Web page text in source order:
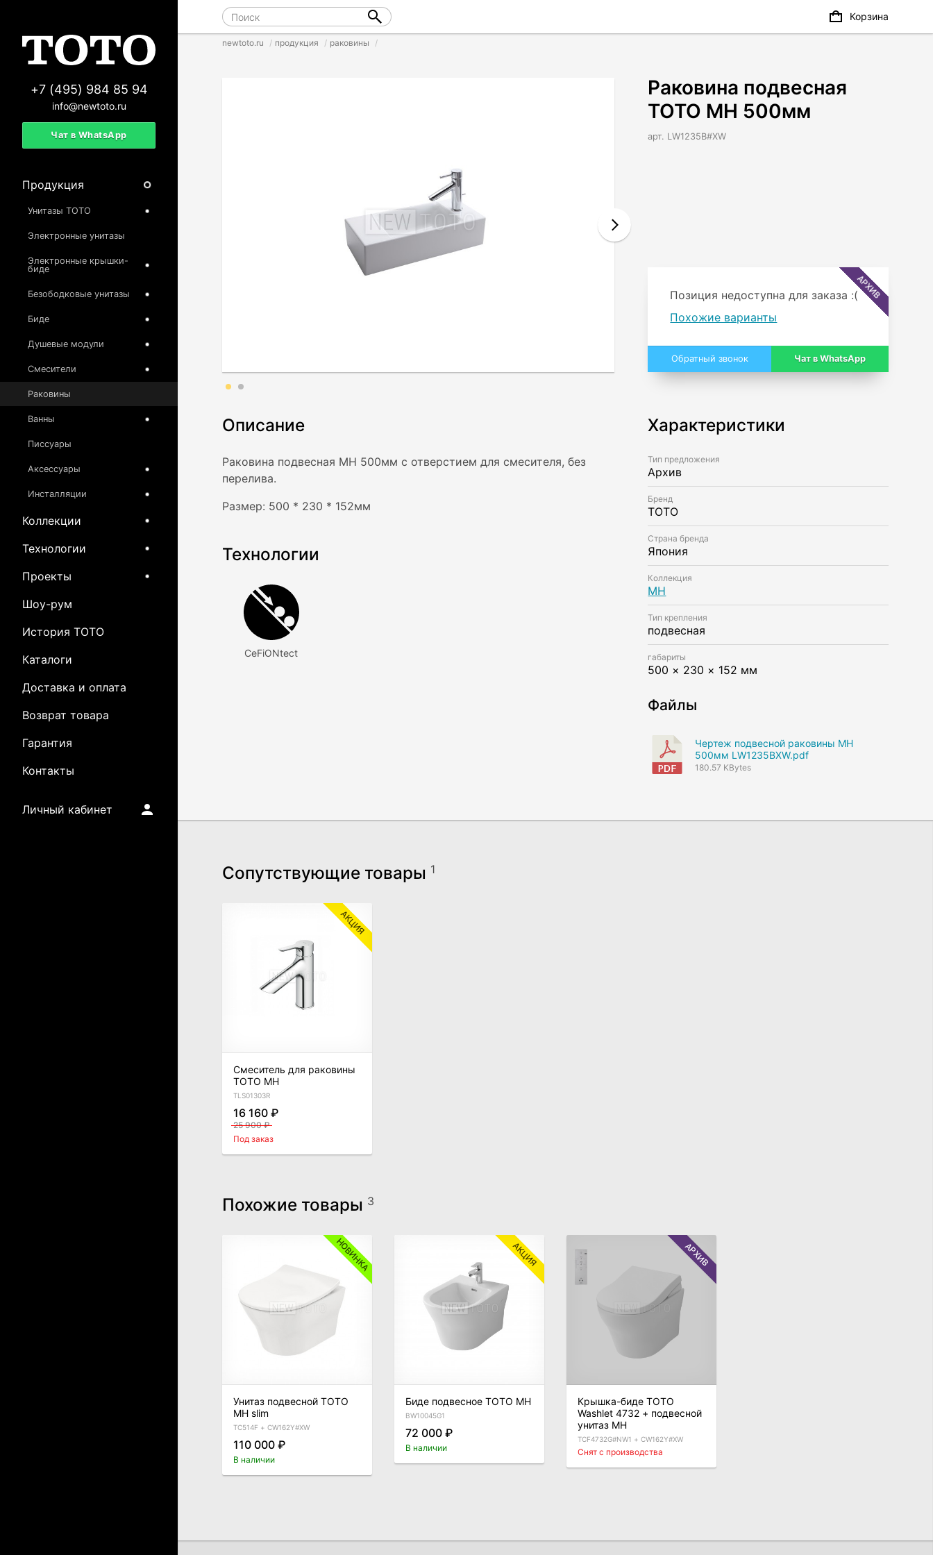
newtoto.ru продукция раковины
Раковина подвесная
TOTO MH 500мм
арт. LW1235B#XW
АРХИВ
Позиция недоступна для заказа :(
Похожие варианты
Обратный звонок Чат в WhatsApp
Описание
Раковина подвесная MH 500мм с отверстием для смесителя, без
перелива.
Размер: 500 * 230 * 152мм
Технологии
CeFiONtect
Характеристики
Тип предложения
Архив
Бренд
TOTO
Страна бренда
Япония
Коллекция
MH
Тип крепления
подвесная
габариты
500 × 230 × 152 мм
Файлы
Чертеж подвесной раковины MH
500мм LW1235BXW.pdf
180.57 KBytes
Сопутствующие товары 1
АКЦИЯ
Смеситель для раковины
TOTO MH
TLS01303R
16 160 ₽
25 900 ₽
Под заказ
Похожие товары 3
НОВИНКА
Унитаз подвесной TOTO
MH slim
TC514F + CW162Y#XW
110 000 ₽
В наличии
АКЦИЯ
Биде подвесное TOTO MH
BW10045G1
72 000 ₽
В наличии
АРХИВ
Крышка-биде TOTO
Washlet 4732 + подвесной
унитаз MH
TCF4732G#NW1 + CW162Y#XW
Снят с производства
+7 (495) 984 85 94
info@newtoto.ru
Чат в WhatsApp
Продукция
Унитазы TOTO
Электронные унитазы
Электронные крышки-
биде
Безободковые унитазы
Биде
Душевые модули
Смесители
Раковины
Ванны
Писсуары
Аксессуары
Инсталляции
Коллекции
Технологии
Проекты
Шоу-рум
История TOTO
Каталоги
Доставка и оплата
Возврат товара
Гарантия
Контакты
Личный кабинет
Корзина